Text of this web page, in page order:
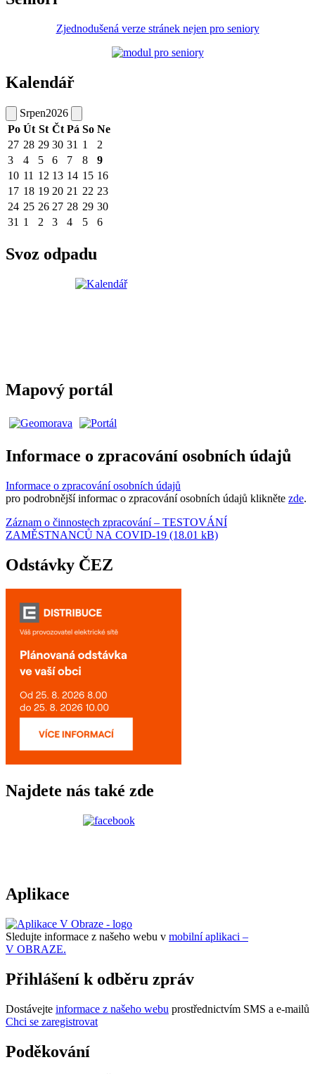
Zjednodušená verze stránek nejen pro seniory
Kalendář
Srpen2026
Po Út St Čt Pá So Ne
27 28 29 30 31 1
2
3
4 5 6 7 8
9
10 11 12 13 14 15 16
17 18 19 20 21 22 23
24 25 26 27 28 29 30
31 1 2 3 4 5 6
Svoz odpadu
Mapový portál
Informace o zpracování osobních údajů
Informace o zpracování osobních údajů
pro podrobnější informac o zpracování osobních údajů klikněte zde.
Záznam o činnostech zpracování – TESTOVÁNÍ
ZAMĚSTNANCŮ NA COVID-19 (18.01 kB)
Odstávky ČEZ
Najdete nás také zde
Aplikace
Sledujte informace z našeho webu v mobilní aplikaci –
V OBRAZE.
Přihlášení k odběru zpráv
Dostávejte informace z našeho webu prostřednictvím SMS a e-mailů
Chci se zaregistrovat
Poděkování